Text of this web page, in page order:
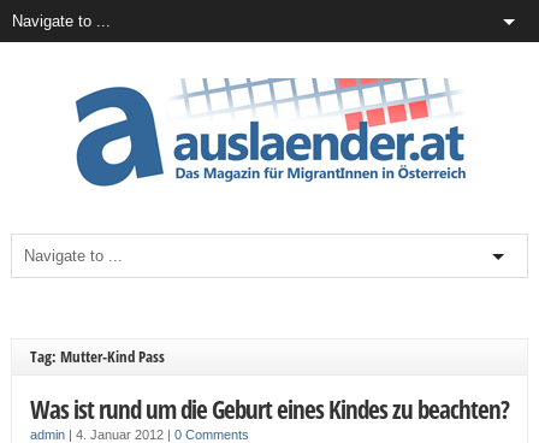
Tag: Mutter-Kind Pass
Was ist rund um die Geburt eines Kindes zu beachten?
admin| 4. Januar 2012 | 0 Comments